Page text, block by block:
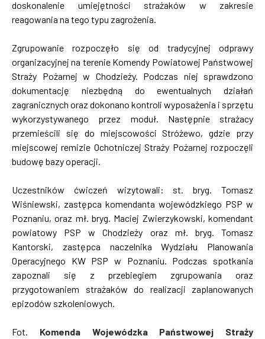
doskonalenie umiejętności strażaków w zakresie
reagowania na tego typu zagrożenia.
Zgrupowanie rozpoczęło się od tradycyjnej odprawy
organizacyjnej na terenie Komendy Powiatowej Państwowej
Straży Pożarnej w Chodzieży. Podczas niej sprawdzono
dokumentację niezbędną do ewentualnych działań
zagranicznych oraz dokonano kontroli wyposażenia i sprzętu
wykorzystywanego przez moduł. Następnie strażacy
przemieścili się do miejscowości Stróżewo, gdzie przy
miejscowej remizie Ochotniczej Straży Pożarnej rozpoczęli
budowę bazy operacji.
Uczestników ćwiczeń wizytowali: st. bryg. Tomasz
Wiśniewski, zastępca komendanta wojewódzkiego PSP w
Poznaniu, oraz mł. bryg. Maciej Zwierzykowski, komendant
powiatowy PSP w Chodzieży oraz mł. bryg. Tomasz
Kantorski, zastępca naczelnika Wydziału Planowania
Operacyjnego KW PSP w Poznaniu. Podczas spotkania
zapoznali się z przebiegiem zgrupowania oraz
przygotowaniem strażaków do realizacji zaplanowanych
epizodów szkoleniowych.
Fot. Komenda Wojewódzka Państwowej Straży